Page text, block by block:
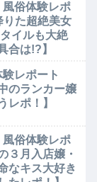
俗体験レポ
りた超絶美女
イルも大絶
合は!?】
レポート
のランカー嬢
レポ！】
俗体験レポ
３月入店嬢・
なキス大好き